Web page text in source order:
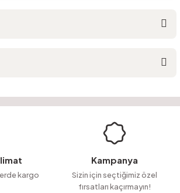
Soru Sor
teşekkür ederiz.
bozuk veya görüntülenemiyor.
eksik bilgiler bulunuyor.
bulunuyor.
kargo
Kampanya
Sizin için seçtiğimiz özel
fırsatları kaçırmayın!